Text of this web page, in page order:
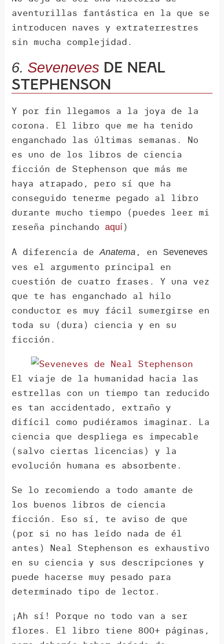
aventurillas fantástica en la que se
introducen naves y extraterrestres
sin mucha complejidad.
6. Seveneves de Neal
Stephenson
Y por fin llegamos a la joya de la
corona. El libro que me ha tenido
enganchado las últimas semanas. No
es uno de los libros de ciencia
ficción de Stephenson que más me
haya atrapado, pero sí que ha
conseguido tenerme pegado al libro
durante mucho tiempo (puedes leer mi
reseña pinchandoaquí )
A diferencia deAnatema , en Seveneves
ves el argumento principal en
cuestión de cuatro frases. Y una vez
que te has enganchado al hilo
conductor es muy fácil sumergirse en
toda su (dura) ciencia y en su
ficción.
El viaje de la humanidad hacia las
estrellas con un tiempo tan reducido
es tan accidentado, extraño y
difícil como pudiéramos imaginar. La
ciencia que despliega es impecable
(salvo ciertas licencias) y la
evolución humana es absorbente.
Se lo recomiendo a todo amante de
los buenos libros de ciencia
ficción. Eso sí, te aviso de que
(por si no has leído nada de él
antes) Neal Stephenson es exhaustivo
en su ciencia y sus descripciones y
puede hacerse muy pesado para
determinado tipo de lector.
¡Ah sí! Porque no todo van a ser
flores. El libro tiene 800+ páginas,